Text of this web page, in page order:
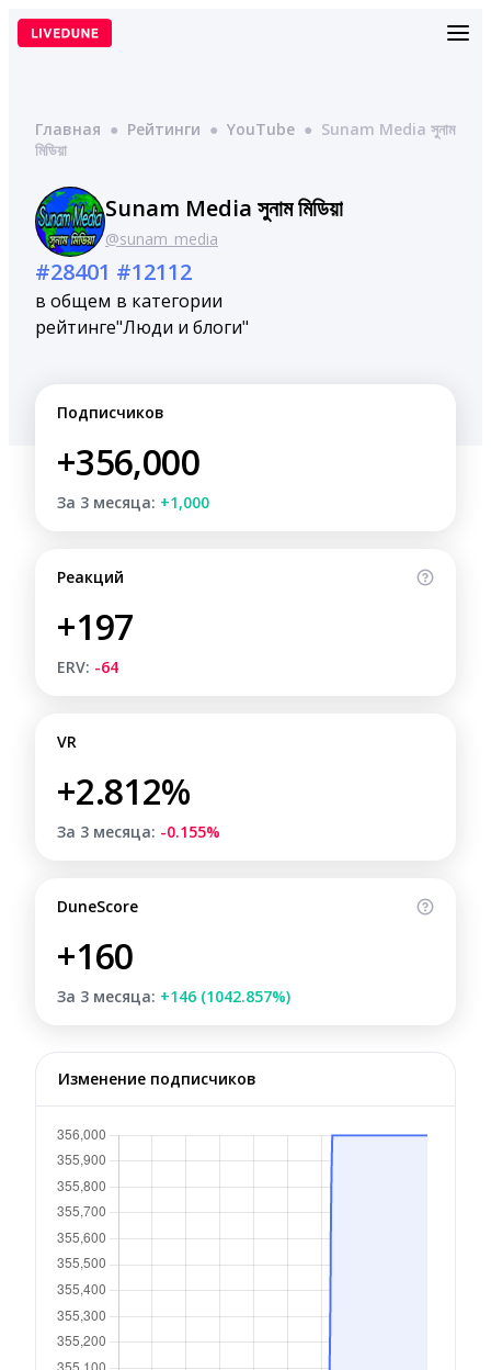
Перейти
Главная ● Рейтинги ● YouTube ● Sunam Media সুনাম
মিডিয়া
Sunam Media সুনাম মিডিয়া
@sunam_media
#28401
в общем
рейтинге
#12112
в категории
"Люди и блоги"
Подписчиков
+356,000
За 3 месяца: +1,000
Реакций
+197
ERV: -64
VR
+2.812%
За 3 месяца: -0.155%
DuneScore
+160
За 3 месяца: +146 (1042.857%)
Изменение подписчиков